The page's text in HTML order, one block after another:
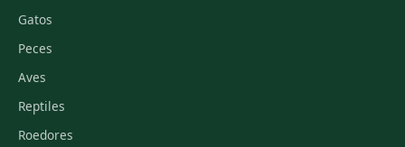
Gatos
Peces
Aves
Reptiles
Roedores